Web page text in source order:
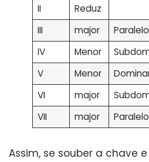
II
Reduz
III
major
IV
Menor
V
Menor
VI
major
VII
major
Assim, se souber a chave